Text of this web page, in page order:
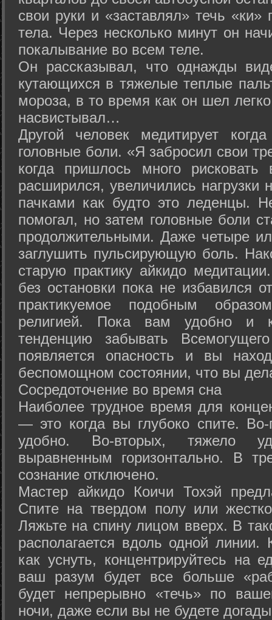
свои руки и «заставлял» течь «ки»
тела. Через несколько минут он
покалывание во всем теле.
Он рассказывал, что однажды
кутающихся в тяжелые теплые
мороза, в то время как он шел
насвистывал…
Другой человек медитирует
головные боли. «Я забросил свои
когда пришлось много
расширился, увеличились нагрузки
пачками как будто это леденцы.
помогал, но затем головные боли
продолжительными. Даже четыре
заглушить пульсирующую боль.
старую практику айкидо
без остановки пока не избавился
практикуемое подобным
религией. Пока вам удобно и
тенденцию забывать
появляется опасность и вы
беспомощном состоянии, что вы
Сосредоточение во время сна
Наиболее трудное время для
— это когда вы глубоко спите.
удобно. Во-вторых, тяжело
выравненным горизонтально. В
сознание отключено.
Мастер айкидо Коичи Тохэй
Спите на твердом полу или
Ляжьте на спину лицом вверх. В
располагается вдоль одной
как уснуть, концентрируйтесь на
ваш разум будет все больше
будет непрерывно «течь» по
ночи, даже если вы не будете